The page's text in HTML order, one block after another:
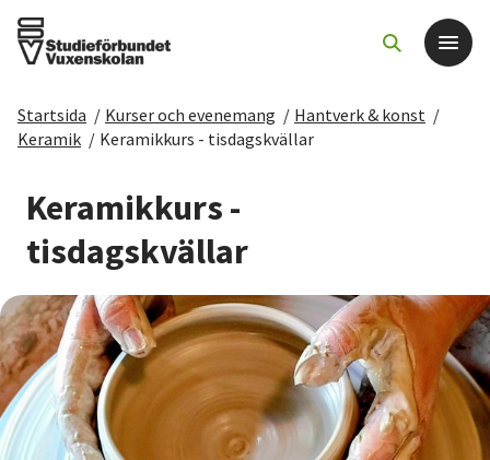
Det här gör vi
För dig som
Sök kurser och evenemang
Om SV
Starta studiecirkel
Cirkelledare
Startsida / Kurser och evenemang / Hantverk & konst /
Keramik / Keramikkurs - tisdagskvällar
Keramikkurs -
tisdagskvällar